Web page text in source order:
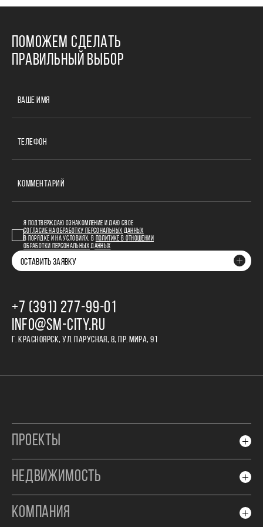
ПОМОЖЕМ СДЕЛАТЬ
ПРАВИЛЬНЫЙ ВЫБОР
ВАШЕ ИМЯ
ТЕЛЕФОН
КОММЕНТАРИЙ
Я ПОДТВЕРЖДАЮ ОЗНАКОМЛЕНИЕ И ДАЮ СВОЕ
СОГЛАСИЕ НА ОБРАБОТКУ ПЕРСОНАЛЬНЫХ ДАННЫХ
В ПОРЯДКЕ И НА УСЛОВИЯХ, В
ПОЛИТИКЕ В ОТНОШЕНИИ
ОБРАБОТКИ ПЕРСОНАЛЬНЫХ ДАННЫХ
ОСТАВИТЬ ЗАЯВКУ
+7 (391) 277‒99‒01
INFO@SM-CITY.RU
Г. КРАСНОЯРСК, УЛ. ПАРУСНАЯ, 8, ПР. МИРА, 91
ПРОЕКТЫ
НЕДВИЖИМОСТЬ
КОМПАНИЯ